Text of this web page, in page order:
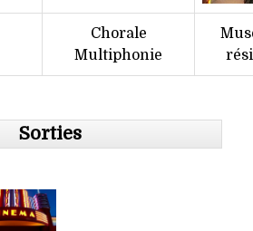
Chorale
Multiphonie
Sorties